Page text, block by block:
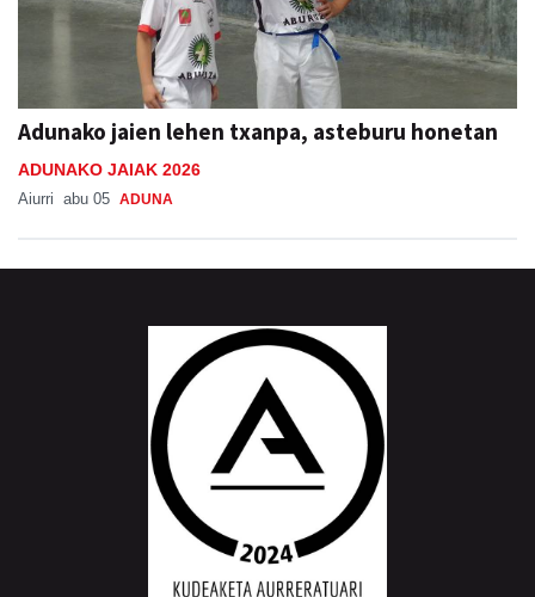
Adunako jaien lehen txanpa, asteburu honetan
ADUNAKO JAIAK 2026
Aiurri abu 05 ADUNA